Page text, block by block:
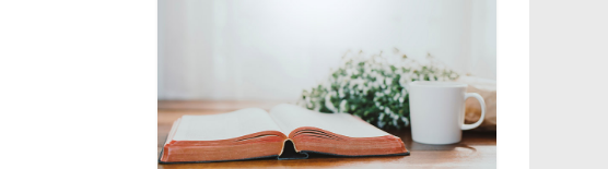
crisi dimenticata
Italia, Antigone: carceri al limite della
sopravvivenza per caldo e
sovraffollamento
07.08.2026